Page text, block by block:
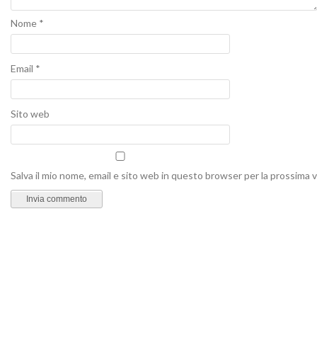
Nome *
Email *
Sito web
Salva il mio nome, email e sito web in questo browser per la prossima